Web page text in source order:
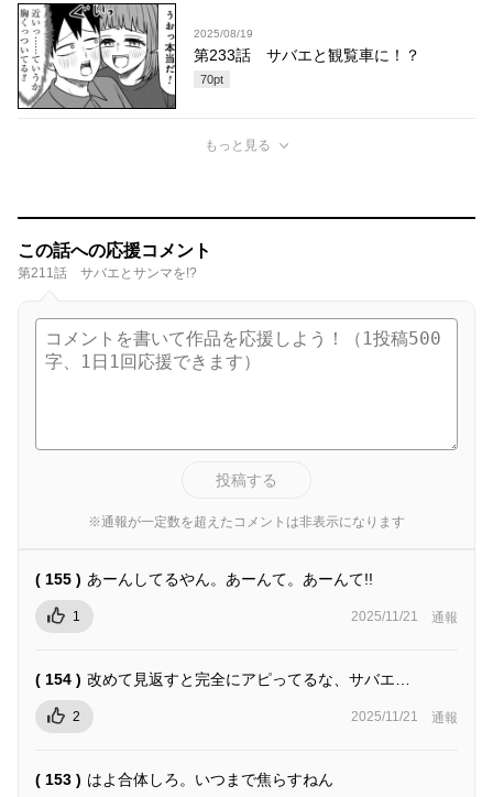
2025/08/19
第233話 サバエと観覧車に！？
70pt
もっと見る
この話への応援コメント
第211話 サバエとサンマを!?
投稿する
※通報が一定数を超えたコメントは非表示になります
( 155 ) あーんしてるやん。あーんて。あーんて!!
1 2025/11/21 通報
( 154 ) 改めて見返すと完全にアピってるな、サバエ…
2 2025/11/21 通報
( 153 ) はよ合体しろ。いつまで焦らすねん